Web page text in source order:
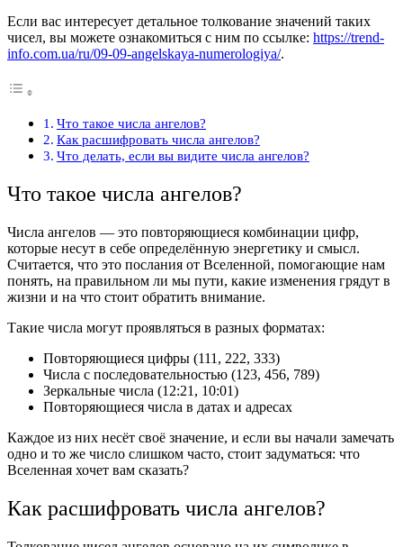
Если вас интересует детальное толкование значений таких
чисел, вы можете ознакомиться с ним по ссылке: https://trend-
info.com.ua/ru/09-09-angelskaya-numerologiya/.
Что такое числа ангелов?
Как расшифровать числа ангелов?
Что делать, если вы видите числа ангелов?
Что такое числа ангелов?
Числа ангелов — это повторяющиеся комбинации цифр,
которые несут в себе определённую энергетику и смысл.
Считается, что это послания от Вселенной, помогающие нам
понять, на правильном ли мы пути, какие изменения грядут в
жизни и на что стоит обратить внимание.
Такие числа могут проявляться в разных форматах:
Повторяющиеся цифры (111, 222, 333)
Числа с последовательностью (123, 456, 789)
Зеркальные числа (12:21, 10:01)
Повторяющиеся числа в датах и адресах
Каждое из них несёт своё значение, и если вы начали замечать
одно и то же число слишком часто, стоит задуматься: что
Вселенная хочет вам сказать?
Как расшифровать числа ангелов?